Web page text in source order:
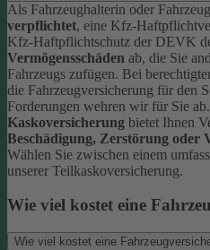
Als Fahrzeughalterin oder
verpflichtet, eine Kfz-
Kfz-Haftpflichtschutz der DEVK
Vermögensschäden ab, die Sie
Fahrzeugs zufügen. Bei
die Fahrzeugversicherung für den
Forderungen wehren wir für Sie ab.
Kaskoversicherung bietet Ihnen
Beschädigung, Zerstörung oder
Wählen Sie zwischen einem
unserer Teilkaskoversicherung.
Wie viel kostet eine
Wie viel kostet eine